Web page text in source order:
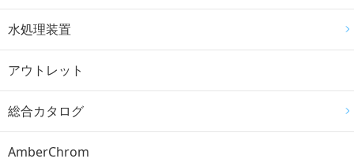
水処理装置
アウトレット
総合カタログ
AmberChrom